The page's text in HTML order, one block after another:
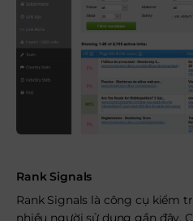
Rank Signals
Rank Signals là công cụ kiểm
nhiều người sử dụng gần đây.